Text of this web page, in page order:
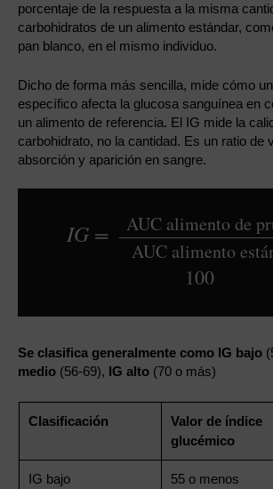
porcentaje de la respuesta a la misma
carbohidratos de un alimento estándar,
pan blanco, en el mismo individuo.
Dicho de forma más sencilla, mide cómo
específico afecta la glucosa sanguínea en
un alimento de referencia. El IG mide la
carbohidrato, no la cantidad. Es un ratio de
absorción y aparición en sangre.
IG =
AUC alimento de
AUC alimento
100
Se clasifica generalmente como IG bajo
medio (56-69), IG alto (70 o más)
Clasificación
Valor de índice
glucémico
IG bajo 55 o menos